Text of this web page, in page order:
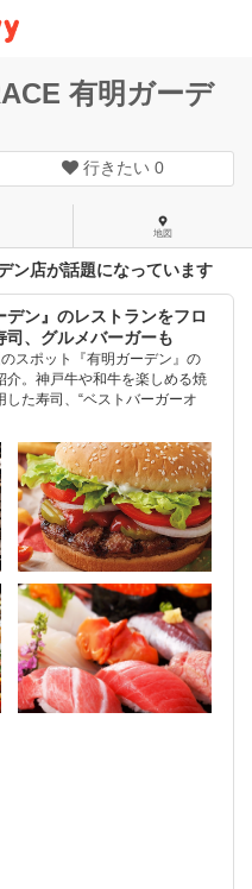
有明ガーデ
行きたい 0
地図
ン店が話題になっています
ン』のレストランをフロ
司、グルメバーガーも
スポット『有明ガーデン』の
介。神戸牛や和牛を楽しめる焼
た寿司、“ベストバーガーオ